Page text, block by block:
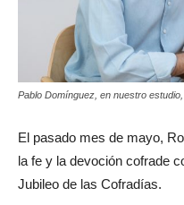
Pablo Domínguez, en nuestro
El pasado mes de mayo,
la fe y la devoción cofrade
Jubileo de las Cofradías.